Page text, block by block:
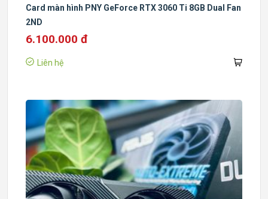
Card màn hình PNY GeForce RTX 3060 Ti 8GB Dual Fan
2ND
6.100.000 đ
Liên hệ